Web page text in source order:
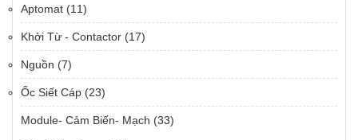
Aptomat (11)
Khởi Từ - Contactor (17)
Nguồn (7)
Ốc Siết Cáp (23)
Module- Cảm Biến- Mạch (33)